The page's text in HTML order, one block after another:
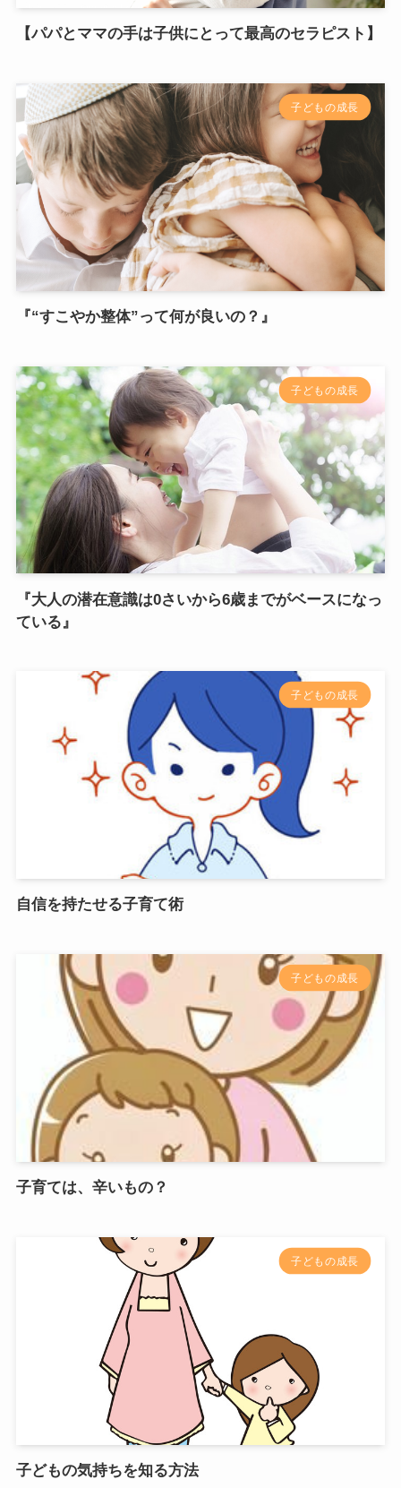
【パパとママの手は子供にとって最高のセラピスト】
子どもの成長
『“すこやか整体”って何が良いの？』
子どもの成長
『大人の潜在意識は0さいから6歳までがベースになっ
ている』
子どもの成長
自信を持たせる子育て術
子どもの成長
子育ては、辛いもの？
子どもの成長
子どもの気持ちを知る方法